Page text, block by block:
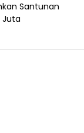
Santunan
Juta